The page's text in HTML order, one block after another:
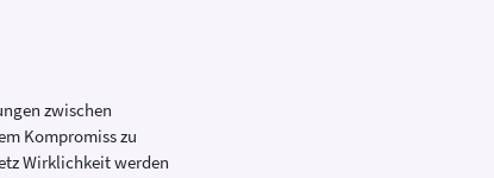
zwischen
Kompromiss zu
Wirklichkeit werden